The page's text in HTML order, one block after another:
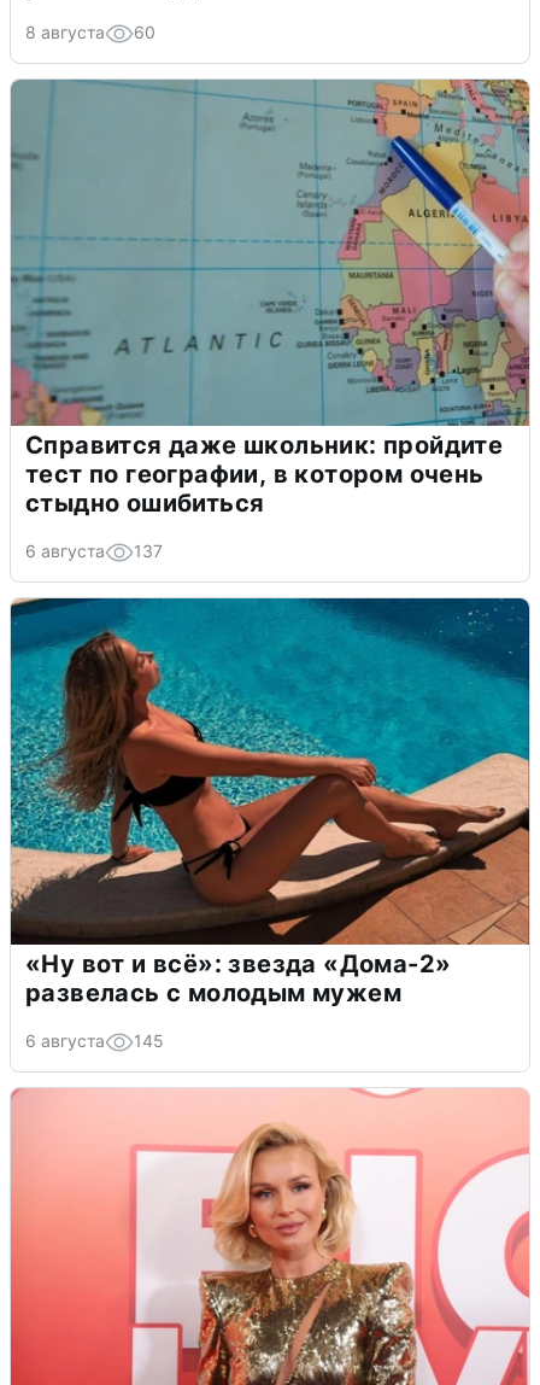
8 августа 60
Справится даже школьник: пройдите
тест по географии, в котором очень
стыдно ошибиться
6 августа 137
«Ну вот и всё»: звезда «Дома-2»
развелась с молодым мужем
6 августа 145